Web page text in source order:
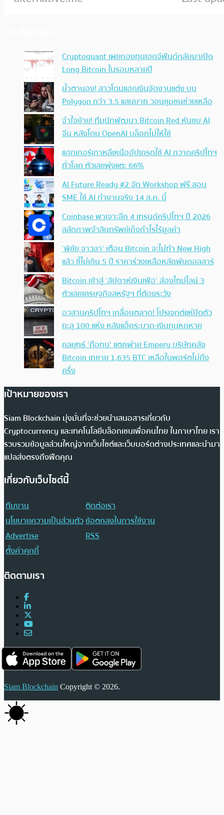
Cryptoquant เผยกองทุนเฮดจ์ฟันด์กลับมาเปิด
Long Bitcoin ในรอบหลายปี
น้ำตานอง! สาวโดนแฮกเงินจัดงานแต่ง บน
Polygon กว่า 3.5 แสนบาท วอนชุมชนช่วยเหลือ
จำใจย้าย! ทีมนักพัฒนา Bitcoin Red หันซบ AI
จีน หลังโดน OpenAI บล็อกไม่ให้ใช้
แฮกเกอร์เกาหลีเหนืออัปเกรดใช้ AI กวาดคริปโทฯ
ทั่วโลก ตัวเลขพุ่งแตะ 66%
AI Future Ready #2 จัด Workshop ฟรี สอน
SME ใช้ AI ทำงานจริง 14 ส.ค. นี้
Coinbase พาเจาะลึก 4 เทรนด์คริปโทฯ ปี 2026
สลัดภาพจำสินทรัพย์เก็งกำไรไร้มูลค่า
‘พิชัย จาวลา’ เตือน Bitcoin จะไม่ทำ New High
แล้ว ชี้ไม่เกิน 5 ปี ราคาร่วงเหลือหลักพันดอลลาร์
Bitcoin เข้าสู่ ‘สัปดาห์เงินเฟ้อ’ ส่องไทม์ไลน์ 3
ตัวเลขเศรษฐกิจสหรัฐฯ ที่ต้องระวัง
อวสานคริปโทฯ เกลื่อนตลาด! โปรเจกต์แห่ปิดตัว
ทะลุ 100 แห่ง หลังแฮ็กระบาด-เงินทุนหดหาย
กลยุทธ์ ‘ถือทน’ แตกพ่าย Empery บริษัทคลัง
Bitcoin เทขาย 1,635 BTC เหลือในพอร์ตไม่ถึง
ครึ่ง
เป้าหมายของเรา
Siam Blockchain มุ่งมั่นที่จะช่วยนำเสนอสารเกี่ยวกับ
Cryptocurrency และเทคโนโลยีบล็อกเชนเพื่อคนไทย ในภาษาไทย เรา
รวบรวมข้อมูลส่วนใหญ่จากเว็บไซต์และเว็บบอร์ดต่างประเทศและนำมา
แปลส่งตรงถึงฟีดคุณ
เกี่ยวกับเว็บไซต์นี้
ทีมงาน
ติดต่อเรา
นโยบายความเป็นส่วนตัวข้อตกลงในการใช้งาน
Advertise
RSS
ตั้งค่าคุกกี้
ติดตามเรา
Siam Blockchain Copyright © 2026.